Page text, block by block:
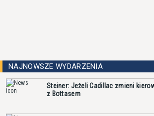
NAJNOWSZE WYDARZENIA
Steiner: Jeżeli Cadillac zmieni
z Bottasem